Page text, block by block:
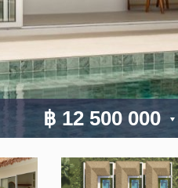
฿ 12 500 000